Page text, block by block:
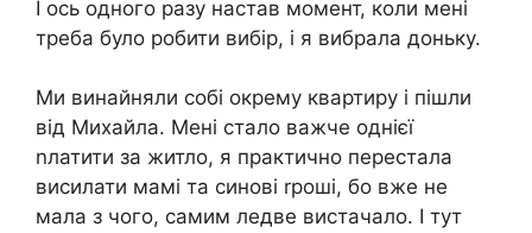
І ось одного разу настав момент, коли мені
треба було робити вибір, і я вибрала доньку.
Ми винайняли собі окрему квартиру і пішли
від Михайла. Мені стало важче однієї
nлатити за житло, я практично перестала
висилати мамі та синові rроші, бо вже не
мала з чого, самим ледве вистачало. І тут